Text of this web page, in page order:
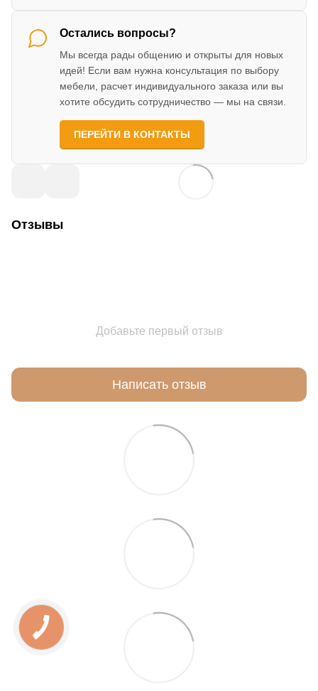
Остались вопросы?
Мы всегда рады общению и открыты для новых
идей! Если вам нужна консультация по выбору
мебели, расчет индивидуального заказа или вы
хотите обсудить сотрудничество — мы на связи.
ПЕРЕЙТИ В КОНТАКТЫ
Отзывы
Добавьте первый отзыв
Написать отзыв